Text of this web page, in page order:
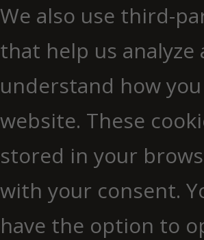
We also use third-
that help us analyze
understand how
website. These
stored in your
with your consent.
have the option to